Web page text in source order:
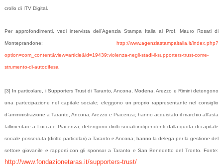
crollo di ITV Digital.
Per approfondimenti, vedi intervista dell’Agenzia Stampa Italia al Prof. Mauro Rosati di
Monteprandone:http://www.agenziastampaitalia.it/index.php?
option=com_content&view=article&id=19439:violenza-negli-stadi-il-supporters-trust-come-
strumento-di-autodifesa
[3] In particolare, i Supporters Trust di Taranto, Ancona, Modena, Arezzo e Rimini detengono
una partecipazione nel capitale sociale; eleggono un proprio rappresentante nel consiglio
d’amministrazione a Taranto, Ancona, Arezzo e Piacenza; hanno acquistato il marchio all’asta
fallimentare a Lucca e Piacenza; detengono diritti sociali indipendenti dalla quota di capitale
sociale posseduta (diritto particolari) a Taranto e Ancona; hanno la delega per la gestione del
settore giovanile e rapporti con gli sponsor a Taranto e San Benedetto del Tronto. Fonte:
http://www.fondazionetaras.it/supporters-trust/